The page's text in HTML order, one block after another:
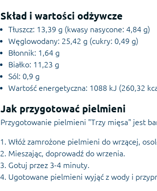
Skład i wartości odżywcze
Tłuszcz: 13,39 g (kwasy nasycone: 4,84 g)
Węglowodany: 25,42 g (cukry: 0,49 g)
Błonnik: 1,64 g
Białko: 11,23 g
Sól: 0,9 g
Wartość energetyczna: 1088 kJ (260,32
Jak przygotować pielmieni
Przygotowanie pielmieni "Trzy mięsa" jest
Włóż zamrożone pielmieni do wrzącej,
Mieszając, doprowadź do wrzenia.
Gotuj przez 3-4 minuty.
Ugotowane pielmieni wyjąć z wody i